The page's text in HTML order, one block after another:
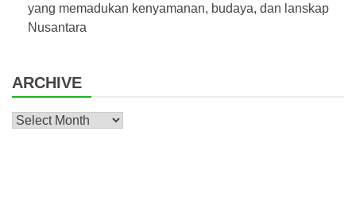
yang memadukan kenyamanan, budaya, dan lanskap
Nusantara
ARCHIVE
Archive